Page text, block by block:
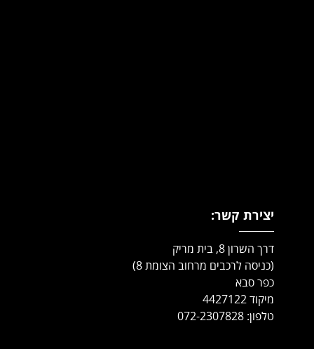
יצירת קשר:
דרך השרון 8, בית מריק
(כניסה לרכבים מרחוב הצומת 8)
כפר סבא
מיקוד 4427122
טלפון: 072-2307828